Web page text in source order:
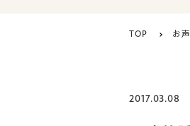
TOP お声
2017.03.08